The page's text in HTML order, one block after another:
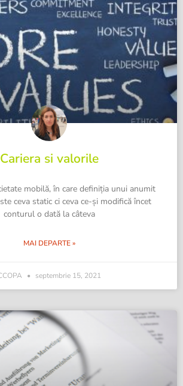
Cariera si valorile
mobilă, în care definiţia unui anumit
ceva static ci ceva ce-şi modifică încet
conturul o dată la câteva
MAI DEPARTE »
septembrie 15, 2021